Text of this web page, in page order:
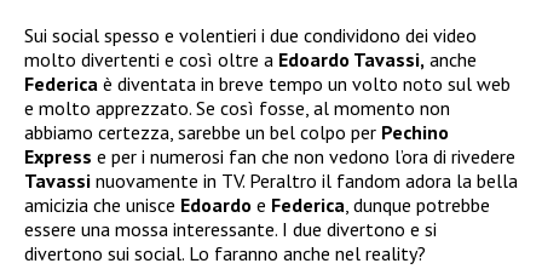
Sui social spesso e volentieri i due condividono dei video
molto divertenti e così oltre a Edoardo Tavassi, anche
Federica è diventata in breve tempo un volto noto sul web
e molto apprezzato. Se così fosse, al momento non
abbiamo certezza, sarebbe un bel colpo per Pechino
Express e per i numerosi fan che non vedono l’ora di rivedere
Tavassi nuovamente in TV. Peraltro il fandom adora la bella
amicizia che unisce Edoardo e Federica , dunque potrebbe
essere una mossa interessante. I due divertono e si
divertono sui social. Lo faranno anche nel reality?